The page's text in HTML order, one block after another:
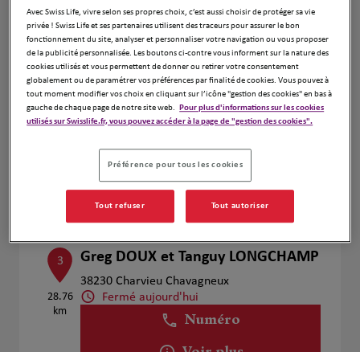
Voir plus
2
26.15
MAULOUBIER & BODHUIN
27 Rue des Hibiscus
38280 Villette d'Anthon
Numéro
Voir plus
3
28.76
km
Greg DOUX et Tanguy LONGCHAMP
38230 Charvieu Chavagneux
Fermé aujourd'hui
Numéro
Avec Swiss Life, vivre selon ses propres choix, c’est aussi choisir de protéger sa vie
privée ! Swiss Life et ses partenaires utilisent des traceurs pour assurer le bon
fonctionnement du site, analyser et personnaliser votre navigation ou vous proposer
de la publicité personnalisée. Les boutons ci-contre vous informent sur la nature des
cookies utilisés et vous permettent de donner ou retirer votre consentement
globalement ou de paramétrer vos préférences par finalité de cookies. Vous pouvez à
tout moment modifier vos choix en cliquant sur l’icône "gestion des cookies" en bas à
gauche de chaque page de notre site web. Pour plus d'informations sur les cookies
utilisés sur Swisslife.fr, vous pouvez accéder à la page de "gestion des cookies".
Préférence pour tous les cookies
Tout refuser Tout autoriser